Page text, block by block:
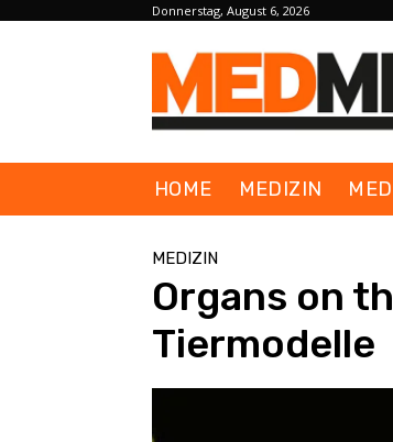
Donnerstag, August 6, 2026
HOME MEDIZIN
MEDIZIN
Organs on
Tiermodelle